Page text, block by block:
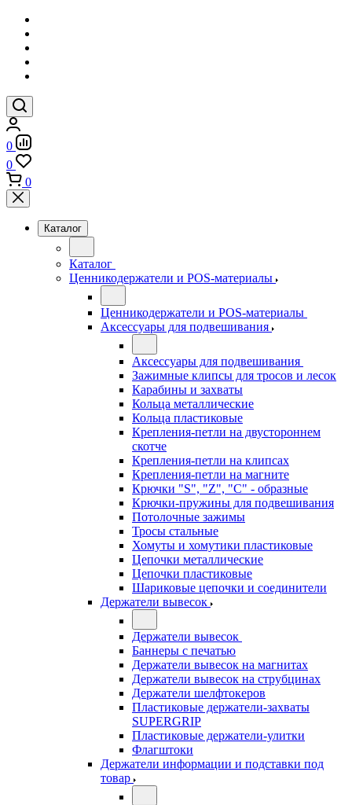
0
0
0
Каталог
Каталог
Ценникодержатели и POS-материалы
Ценникодержатели и POS-материалы
Аксессуары для подвешивания
Аксессуары для подвешивания
Зажимные клипсы для тросов и лесок
Карабины и захваты
Кольца металлические
Кольца пластиковые
Крепления-петли на двустороннем
скотче
Крепления-петли на клипсах
Крепления-петли на магните
Крючки "S", "Z", "C" - образные
Крючки-пружины для подвешивания
Потолочные зажимы
Тросы стальные
Хомуты и хомутики пластиковые
Цепочки металлические
Цепочки пластиковые
Шариковые цепочки и соединители
Держатели вывесок
Держатели вывесок
Баннеры с печатью
Держатели вывесок на магнитах
Держатели вывесок на струбцинах
Держатели шелфтокеров
Пластиковые держатели-захваты
SUPERGRIP
Пластиковые держатели-улитки
Флагштоки
Держатели информации и подставки под
товар